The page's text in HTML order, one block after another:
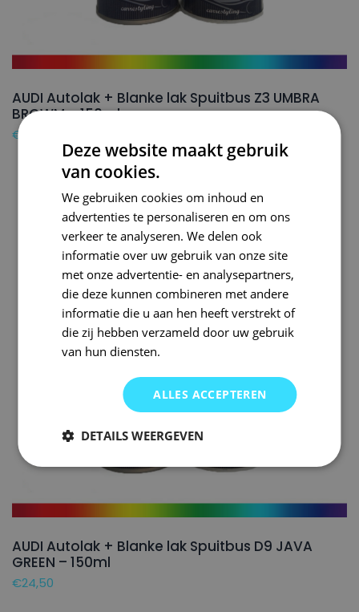
AUDI Autolak + Blanke lak Spuitbus Z3 UMBRA
BROWM – 150ml
€
AUDI Autolak + Blanke lak Spuitbus D9 JAVA
GREEN – 150ml
€24,50
Deze website maakt gebruik
van cookies.
We gebruiken cookies om inhoud en
advertenties te personaliseren en om ons
verkeer te analyseren. We delen ook
informatie over uw gebruik van onze site
met onze advertentie- en analysepartners,
die deze kunnen combineren met andere
informatie die u aan hen heeft verstrekt of
die zij hebben verzameld door uw gebruik
van hun diensten.
ALLES ACCEPTEREN
DETAILS WEERGEVEN